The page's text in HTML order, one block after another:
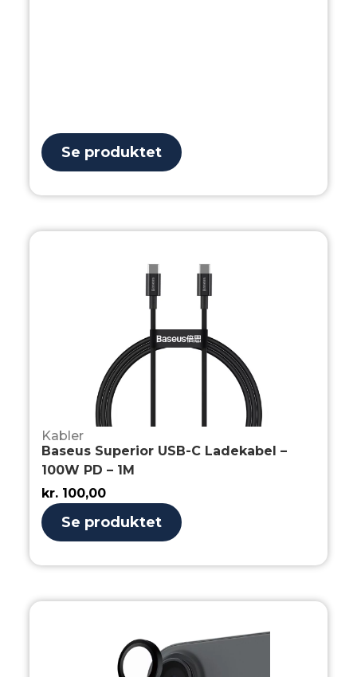
Se produktet
Kabler
Baseus Superior USB-C Ladekabel –
100W PD – 1M
kr. 100,00
Se produktet